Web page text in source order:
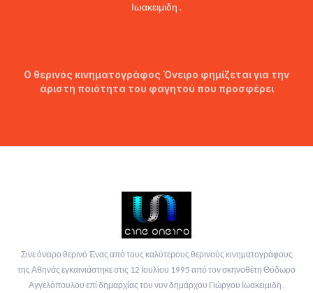
Ιωακειμιδη .
Ο θερινός κινηματογράφος Όνειρο φημίζεται για την
άριστη ποιότητα του φαγητού που προσφέρει
Σινε όνειρο θερινό Ένας από τους καλύτερους θερινούς κινηματογράφους
της Αθηνάς εγκαινιάστηκε στις 12 Ιουλίου 1995 από τον σκηνοθέτη Θόδωρο
Αγγελόπουλου επί δημαρχίας του νυν δημάρχου Γιώργου Ιωακειμιδη .